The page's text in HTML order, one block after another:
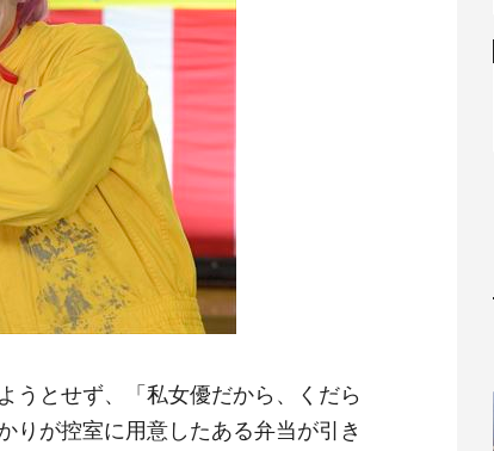
とせず、「私女優だから、くだら
りが控室に用意したある弁当が引き